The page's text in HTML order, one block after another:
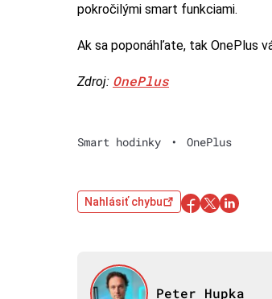
pokročilými smart funkciami.
Ak sa poponáhľate, tak OnePlus
Zdroj: OnePlus
Smart hodinky • OnePlus
Nahlásiť chybu
Peter Hupka